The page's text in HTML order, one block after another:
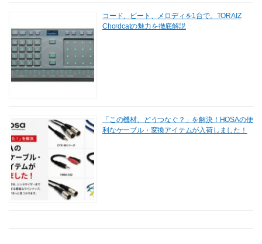
コード、ビート、メロディを1台で。TORAIZ
Chordcatの魅力を徹底解説
「この機材、どうつなぐ？」を解決！HOSAの便
利なケーブル・変換アイテムが入荷しました！